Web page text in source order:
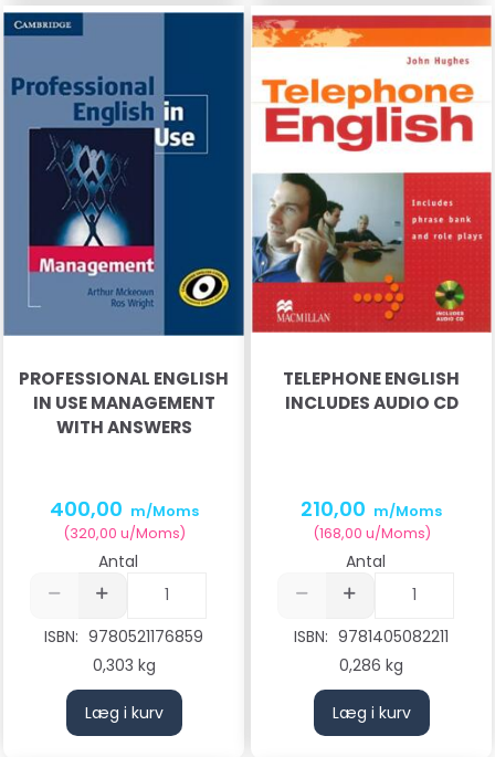
PROFESSIONAL ENGLISH
IN USE MANAGEMENT
WITH ANSWERS
400,00 m/Moms
(320,00 u/Moms)
Antal
ISBN: 9780521176859
0,303 kg
Læg i kurv
TELEPHONE ENGLISH
INCLUDES AUDIO CD
210,00 m/Moms
(168,00 u/Moms)
Antal
ISBN: 9781405082211
0,286 kg
Læg i kurv